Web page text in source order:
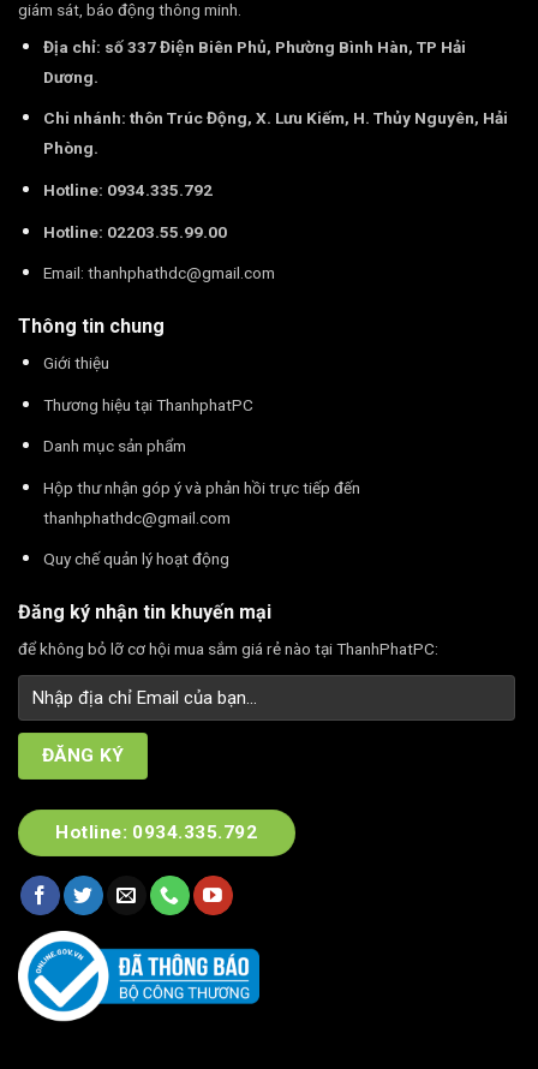
giám sát, báo động thông minh.
Địa chỉ: số 337 Điện Biên Phủ, Phường Bình Hàn, TP Hải
Dương.
Chi nhánh: thôn Trúc Động, X. Lưu Kiếm, H. Thủy Nguyên, Hải
Phòng.
Hotline: 0934.335.792
Hotline: 02203.55.99.00
Email: thanhphathdc@gmail.com
Thông tin chung
Giới thiệu
Thương hiệu tại ThanhphatPC
Danh mục sản phẩm
Hộp thư nhận góp ý và phản hồi trực tiếp đến
thanhphathdc@gmail.com
Quy chế quản lý hoạt động
Đăng ký nhận tin khuyến mại
để không bỏ lỡ cơ hội mua sắm giá rẻ nào tại ThanhPhatPC:
Hotline: 0934.335.792